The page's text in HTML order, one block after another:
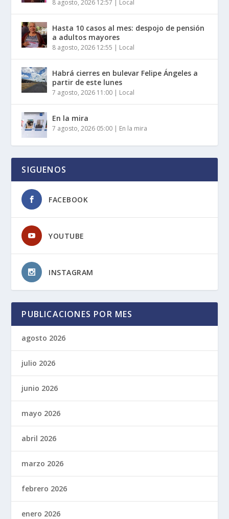
8 agosto, 2026 12:57 | Local
Hasta 10 casos al mes: despojo de pensión
a adultos mayores
8 agosto, 2026 12:55 | Local
Habrá cierres en bulevar Felipe Ángeles a
partir de este lunes
7 agosto, 2026 11:00 | Local
En la mira
7 agosto, 2026 05:00 | En la mira
SIGUENOS
FACEBOOK
YOUTUBE
INSTAGRAM
PUBLICACIONES POR MES
agosto 2026
julio 2026
junio 2026
mayo 2026
abril 2026
marzo 2026
febrero 2026
enero 2026